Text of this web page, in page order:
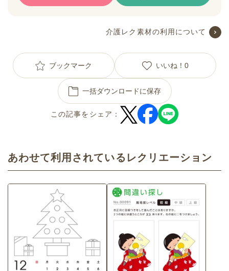
介護レク素材の利用について
ブックマーク いいね！ 0
一括ダウンロードに保存
この記事をシェア：
あわせて利用されているレクリエーション